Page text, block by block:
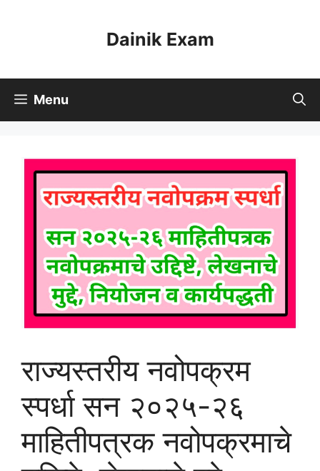
Dainik Exam
Menu
राज्यस्तरीय नवोपक्रम
स्पर्धा सन २०२५-२६
माहितीपत्रक नवोपक्रमाचे